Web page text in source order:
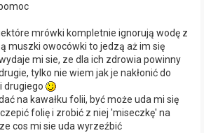
mrówki kompletnie ignorują wodę z
muszki owocówki to jedzą aż im się
mi sie, ze dla ich zdrowia powinny
tylko nie wiem jak je nakłonić do
drugiego
na kawałku folii, być może uda mi się
folię i zrobić z niej 'miseczkę' na
cos mi sie uda wyrzeźbić